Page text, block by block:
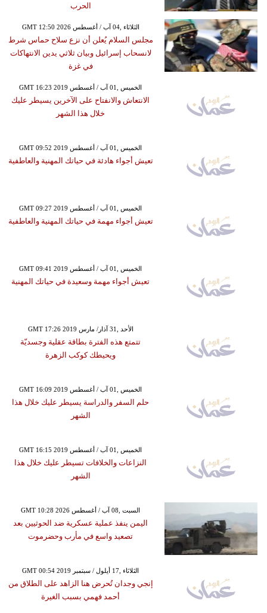
الحرب
GMT 12:50 2026 الثلاثاء ,04 آب / أغسطس
مجلس السلام يُعلن أن نزع سلاح حماس شرط
لانسحاب إسرائيل وبيان ثلاثي يدين الانتهاكات
في غزة
GMT 16:23 2019 الخميس ,01 آب / أغسطس
الانتعاش والانفتاح على الآخرين يسيطر عليك
خلال هذا الشهر
GMT 09:52 2019 الخميس ,01 آب / أغسطس
تعيش أجواء هادئة في حياتك المهنية والعاطفية
GMT 09:27 2019 الخميس ,01 آب / أغسطس
تعيش أجواء مهمة في حياتك المهنية والعاطفية
GMT 09:41 2019 الخميس ,01 آب / أغسطس
تعيش أجواء مهمة وسعيدة في حياتك المهنية
GMT 17:26 2019 الأحد ,31 آذار/ مارس
تتمتع هذه الفترة بطاقة عقلية وجسديّة
ويحيطك كوكب الزهرة
GMT 16:09 2019 الخميس ,01 آب / أغسطس
حلم السفر والدراسة يسيطر عليك خلال هذا
الشهر
GMT 16:15 2019 الخميس ,01 آب / أغسطس
النزاعات والخلافات تسيطر عليك خلال هذا
الشهر
GMT 10:28 2026 السبت ,08 آب / أغسطس
اليمن ينفذ عملية عسكرية ضد الحوثيين بعد
تصعيد واسع في مأرب وحضرموت
GMT 00:54 2019 الثلاثاء ,17 أيلول / سبتمبر
إنجي وجدان تُحرض هنا الزاهد على الطلاق من
أحمد فهمي بسبب الغيرة